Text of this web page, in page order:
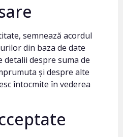
semnează acordul
din baza de date
detalii despre suma de
și despre alte
întocmite în vederea